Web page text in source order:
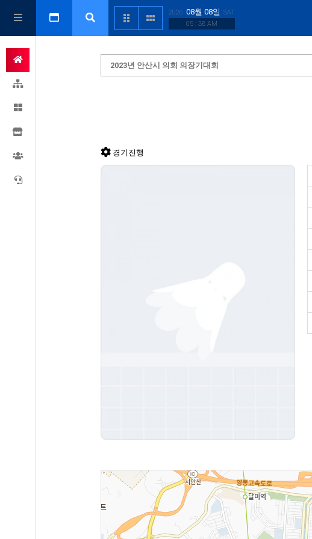
2026 08월 08일 SAT
05 : 38 AM
2023년 안산시 의회 의장기대회
경기진행